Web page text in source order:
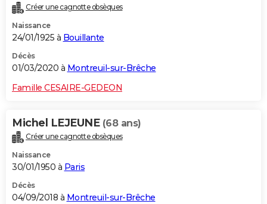
Créer une cagnotte obsèques
Naissance
24/01/1925 à Bouillante
Décès
01/03/2020 à Montreuil-sur-Brêche
Famille CESAIRE-GEDEON
Michel LEJEUNE (68 ans)
Créer une cagnotte obsèques
Naissance
30/01/1950 à Paris
Décès
04/09/2018 à Montreuil-sur-Brêche